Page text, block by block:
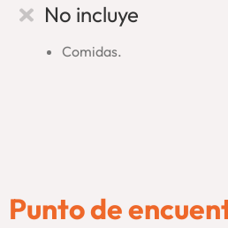
sacra del Foro Romano y sus
de las luchas y glorias que han
Imperio vastísimo que sigue
No incluye
Comidas.
Punto de